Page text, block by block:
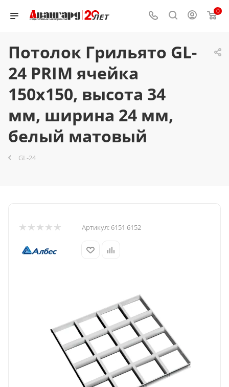
0
Потолок Грильято GL-
24 PRIM ячейка
150x150, высота 34
мм, ширина 24 мм,
белый матовый
GL-24
Артикул: 6151 6152